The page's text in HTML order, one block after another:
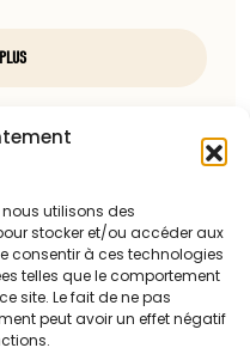
nous utilisons des
stocker et/ou accéder aux
consentir à ces technologies
telles que le comportement
site. Le fait de ne pas
peut avoir un effet négatif